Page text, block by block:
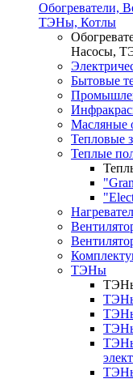
Обогреватели,
ТЭНы, Котлы
Насосы,
Бытовые
Масляные
Тепловые
Теплые
ТЭНы